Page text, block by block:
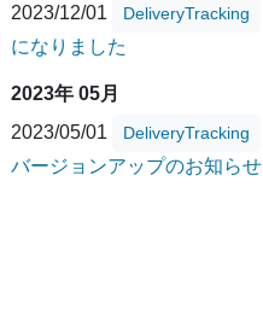
2023/12/01
DeliveryTracking
になりました
2023年 05月
2023/05/01
DeliveryTracking
バージョンアップのお知らせ